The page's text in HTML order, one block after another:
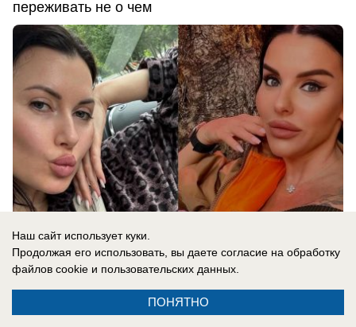
переживать не о чем
Наш сайт использует куки.
Продолжая его использовать, вы даете согласие на обработку
файлов cookie и пользовательских данных.
ПОНЯТНО